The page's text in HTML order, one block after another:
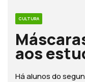
CULTURA
aos
Há alunos do